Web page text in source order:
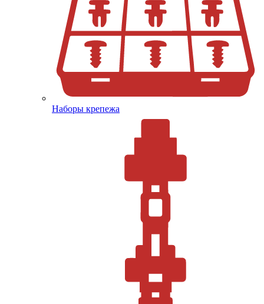
Наборы крепежа